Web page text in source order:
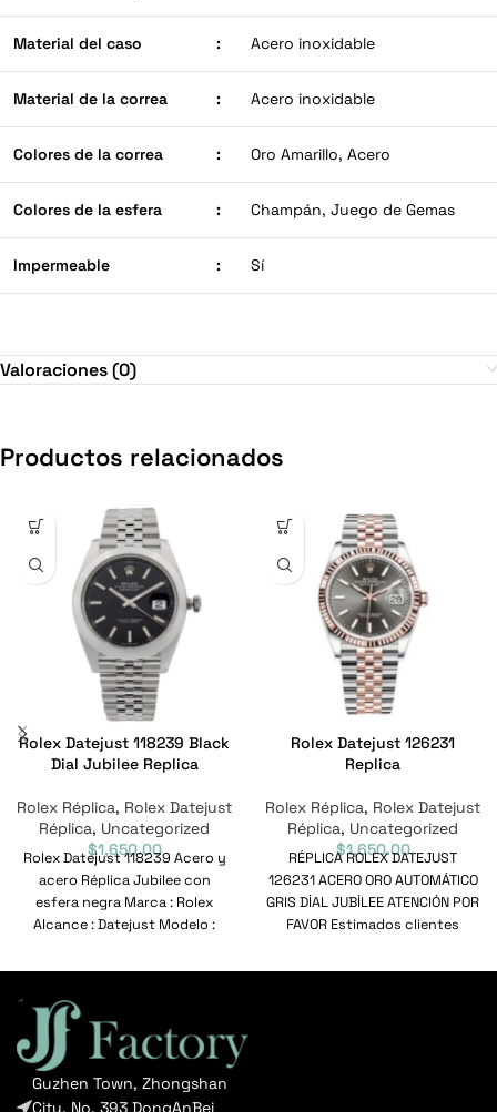
Material del caso : Acero inoxidable
Material de la correa : Acero inoxidable
Colores de la correa : Oro Amarillo, Acero
Colores de la esfera : Champán, Juego de Gemas
Impermeable : Sí
Valoraciones (0)
Productos relacionados
Rolex Datejust 118239 Black
Dial Jubilee Replica
Rolex Réplica, Rolex Datejust
Réplica, Uncategorized
$1,650.00
Rolex Datejust 118239 Acero y
acero Réplica Jubilee con
esfera negra Marca : Rolex
Alcance : Datejust Modelo :
Rolex Datejust 126231
Replica
Rolex Réplica, Rolex Datejust
Réplica, Uncategorized
$1,650.00
RÉPLICA ROLEX DATEJUST
126231 ACERO ORO AUTOMÁTICO
GRIS DİAL JUBİLEE ATENCIÓN POR
FAVOR Estimados clientes
relojes Audemars Piguet
Guzhen Town, Zhongshan
City, No. 393 DongAnBei